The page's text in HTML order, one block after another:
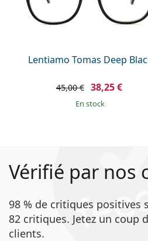
Lentiamo Tomas Deep
45,00 € 38,25 €
en stock
Vérifié par nos
98 % de critiques positives
82 critiques. Jetez un coup
clients.